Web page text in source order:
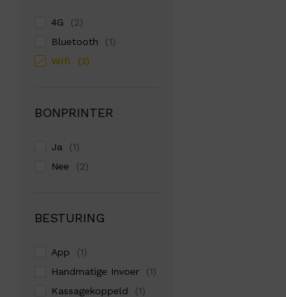
4G (2)
Bluetooth (1)
Wifi (2)
BONPRINTER
Ja (1)
Nee (2)
BESTURING
App (1)
Handmatige Invoer (1)
Kassagekoppeld (1)